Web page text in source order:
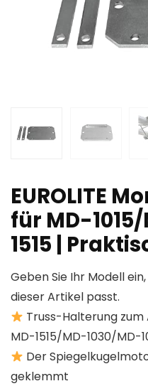
EUROLITE
für MD-
1515 |
Geben Sie Ihr Modell
dieser Artikel passt.
Truss-Halterung zum
MD-1515/MD-1030/MD-
Der
geklemmt